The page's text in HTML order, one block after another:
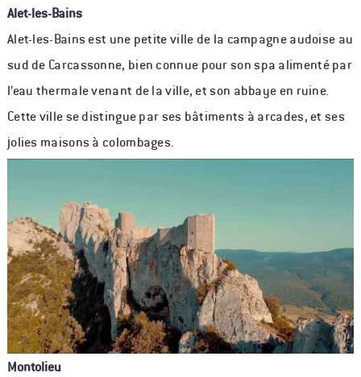
Alet-les-Bains
Alet-les-Bains est une petite ville de la campagne audoise au
sud de Carcassonne, bien connue pour son spa alimenté par
l’eau thermale venant de la ville, et son abbaye en ruine.
Cette ville se distingue par ses bâtiments à arcades, et ses
jolies maisons à colombages.
Montolieu